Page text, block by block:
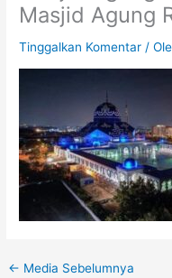
Masjid Agung
Tinggalkan Komentar /
← Media Sebelumnya